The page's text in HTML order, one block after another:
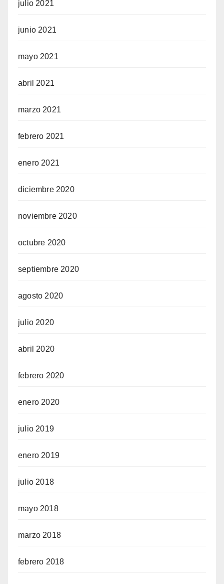
julio 2021
junio 2021
mayo 2021
abril 2021
marzo 2021
febrero 2021
enero 2021
diciembre 2020
noviembre 2020
octubre 2020
septiembre 2020
agosto 2020
julio 2020
abril 2020
febrero 2020
enero 2020
julio 2019
enero 2019
julio 2018
mayo 2018
marzo 2018
febrero 2018